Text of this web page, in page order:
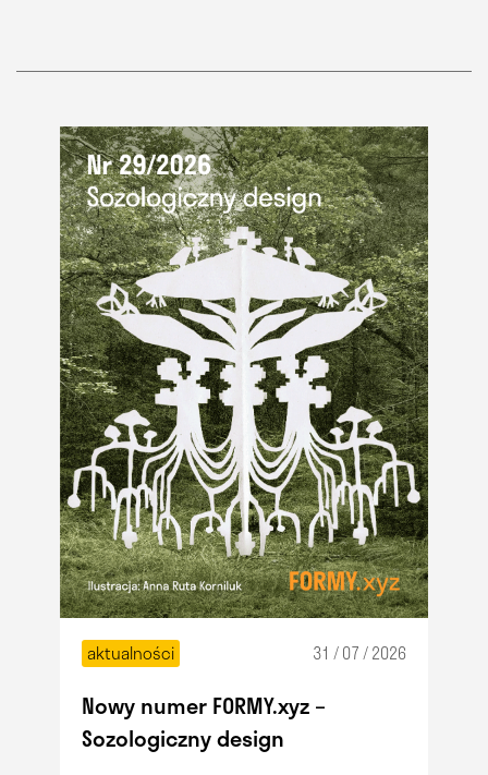
aktualności 31 / 07 / 2026
Nowy numer FORMY.xyz –
Sozologiczny design